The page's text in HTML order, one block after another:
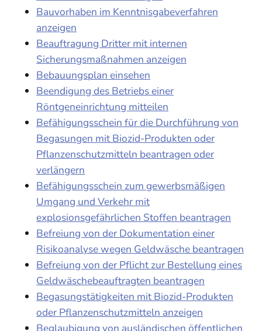
Bauvorhaben im Kenntnisgabeverfahren
anzeigen
Beauftragung Dritter mit internen
Sicherungsmaßnahmen anzeigen
Bebauungsplan einsehen
Beendigung des Betriebs einer
Röntgeneinrichtung mitteilen
Befähigungsschein für die Durchführung von
Begasungen mit Biozid-Produkten oder
Pflanzenschutzmitteln beantragen oder
verlängern
Befähigungsschein zum gewerbsmäßigen
Umgang und Verkehr mit
explosionsgefährlichen Stoffen beantragen
Befreiung von der Dokumentation einer
Risikoanalyse wegen Geldwäsche beantragen
Befreiung von der Pflicht zur Bestellung eines
Geldwäschebeauftragten beantragen
Begasungstätigkeiten mit Biozid-Produkten
oder Pflanzenschutzmitteln anzeigen